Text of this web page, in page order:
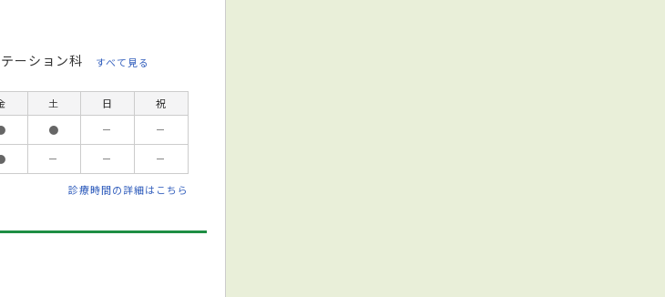
ーション科 すべて見る
土 日
祝
● －
－
－ － －
診療時間の詳細はこちら